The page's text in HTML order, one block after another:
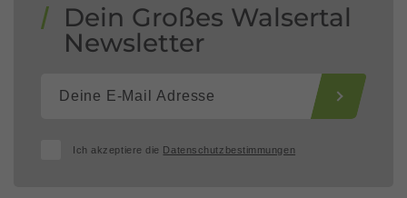
Dein Großes Walsertal
Newsletter
Ich akzeptiere die Datenschutzbestimmungen